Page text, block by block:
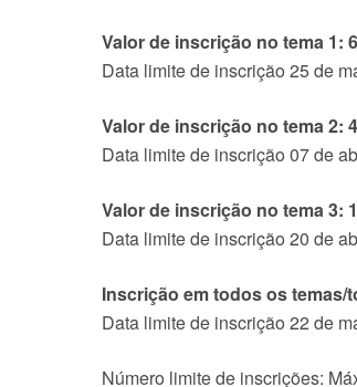
Valor de inscrição no tema 1:
Data limite de inscrição 25 de
Valor de inscrição no tema 2:
Data limite de inscrição 07 de
Valor de inscrição no tema 3:
Data limite de inscrição 20 de
Inscrição em todos os
Data limite de inscrição 22 de
Número limite de inscrições: